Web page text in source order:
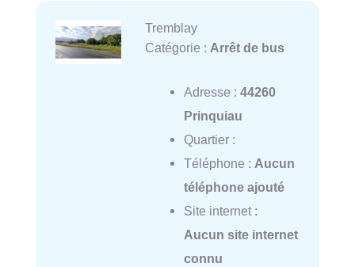
Tremblay
Catégorie : Arrêt de bus
Adresse : 44260
Prinquiau
Quartier :
Téléphone : Aucun
téléphone ajouté
Site internet :
Aucun site internet
connu